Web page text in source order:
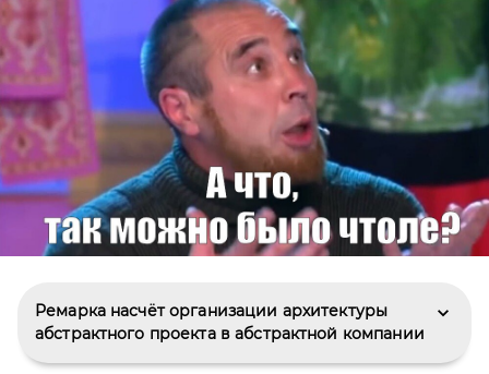
Ремарка насчёт организации архитектуры
абстрактного проекта в абстрактной компании